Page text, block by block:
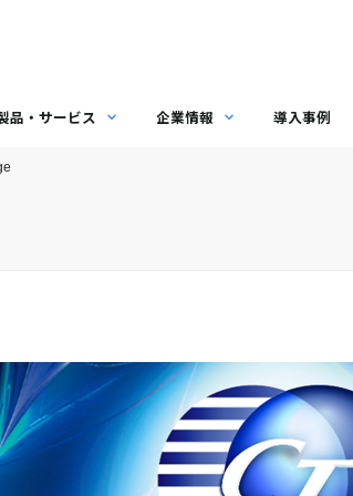
品・サービス 企業情報 導入事例